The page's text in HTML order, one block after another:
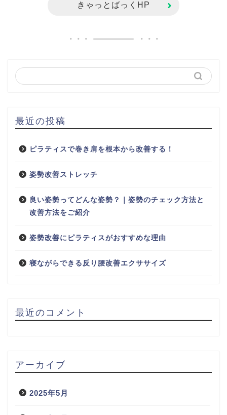
きゃっとばっくHP
最近の投稿
ピラティスで巻き肩を根本から改善する！
姿勢改善ストレッチ
良い姿勢ってどんな姿勢？｜姿勢のチェック方法と
改善方法をご紹介
姿勢改善にピラティスがおすすめな理由
寝ながらできる反り腰改善エクササイズ
最近のコメント
アーカイブ
2025年5月